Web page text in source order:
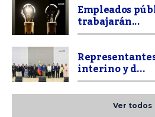
Empleados
trabajarán...
interino y d...
Ver todos